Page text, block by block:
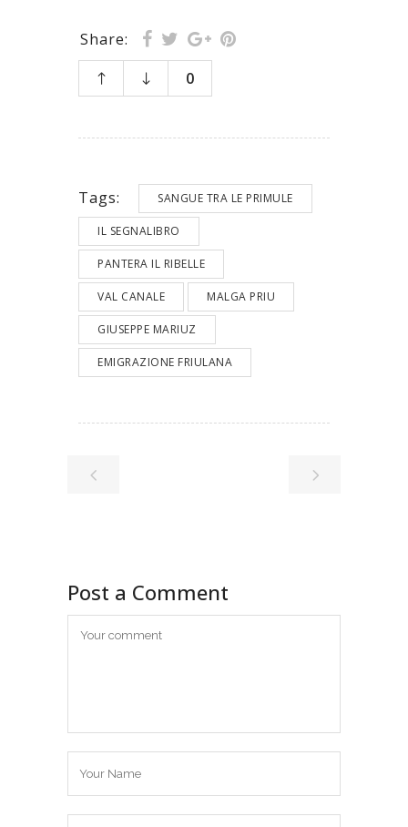
Share:
0
Tags: SANGUE TRA LE PRIMULE
IL SEGNALIBRO
PANTERA IL RIBELLE
VAL CANALE MALGA PRIU
GIUSEPPE MARIUZ
EMIGRAZIONE FRIULANA
Post a Comment